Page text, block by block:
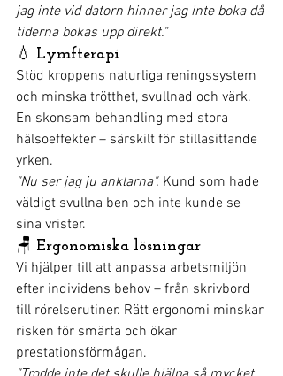
jag inte vid datorn hinner jag inte boka då
tiderna bokas upp direkt."
💧 Lymfterapi
Stöd kroppens naturliga reningssystem
och minska trötthet, svullnad och värk.
En skonsam behandling med stora
hälsoeffekter – särskilt för stillasittande
yrken.
"Nu ser jag ju anklarna". Kund som hade
väldigt svullna ben och inte kunde se
sina vrister.
🪑 Ergonomiska lösningar
Vi hjälper till att anpassa arbetsmiljön
efter individens behov – från skrivbord
till rörelserutiner. Rätt ergonomi minskar
risken för smärta och ökar
prestationsförmågan.